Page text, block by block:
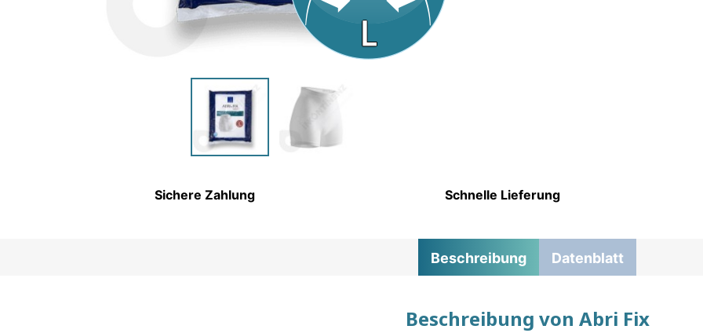
HYGIENEARTIKEL UND
PFLEGEPRODUKTE FÜR
Sichere Zahlung Schnelle Lieferung
Beschreibung Datenblatt
Beschreibung von Abri Fix